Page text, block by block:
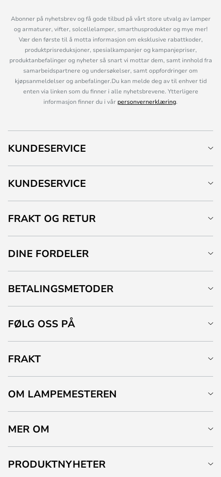
Abonner på nyhetsbrev og få gode tilbud på vårt store utvalg av lamper
og armaturer, vifter, solcellelamper, smarthusprodukter og mye mer!
Vær den første til å motta informasjon om eksklusive rabattkoder,
produktprisreduksjoner, spesialkampanjer og kampanjepriser,
produktanbefalinger og nyheter så snart vi mottar dem, samt innhold fra
samarbeidspartnere og undersøkelser, samt oppfordringer om
kjøpsanmeldelser og anbefalinger.Du kan melde deg av til enhver tid
enten via linken som du finner i alle nyhetsbrevene. Ytterligere
informasjon finner du i vår personvernerklæring.
KUNDESERVICE
KUNDESERVICE
FRAKT OG RETUR
DINE FORDELER
BETALINGSMETODER
FØLG OSS PÅ
FRAKT
OM LAMPEMESTEREN
MER OM
PRODUKTNYHETER